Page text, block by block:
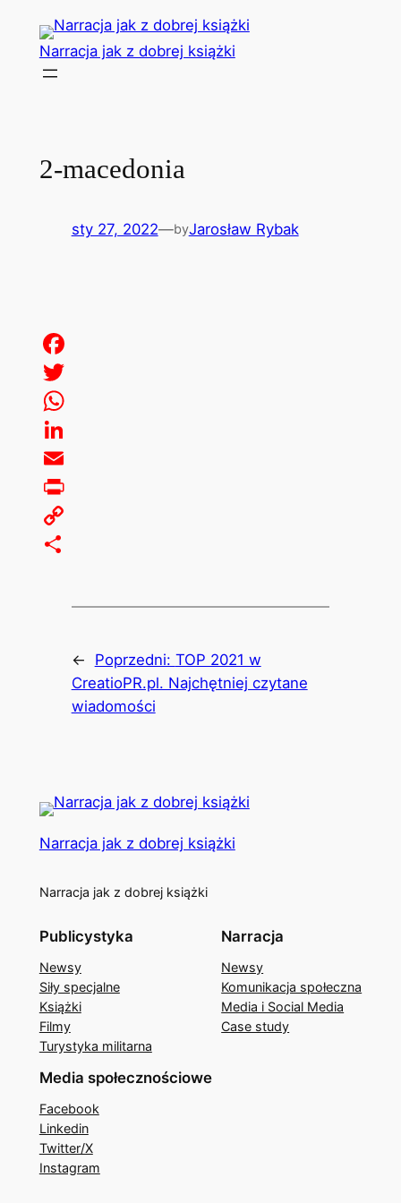
Przejdź
treści
Narracja jak z dobrej książki
2-macedonia
sty 27, 2022—byJarosław Rybak
Facebook
Twitter
WhatsApp
LinkedIn
Email
Print
Copy
← Poprzedni: TOP 2021 w
CreatioPR.pl. Najchętniej czytane
wiadomości
Narracja jak z dobrej książki
Narracja jak z dobrej książki
Publicystyka
Newsy
Siły specjalne
Książki
Filmy
Turystyka militarna
Narracja
Newsy
Komunikacja społeczna
Media i Social Media
Case study
Media społecznościowe
Facebook
Linkedin
Twitter/X
Instagram